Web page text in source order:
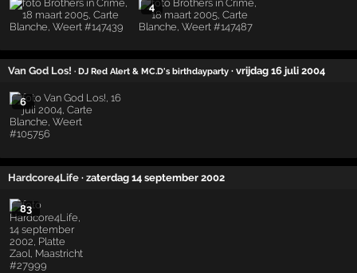
4
Van God Los! · DJ Red Alert & MC.D's birthdayparty · vrijdag 16 juli 2004
6
Hardcore4Life · zaterdag 14 september 2002
83